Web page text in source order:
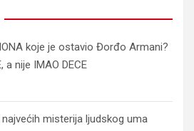
koje je ostavio Đorđo Armani?
a nije IMAO DECE
misterija ljudskog uma